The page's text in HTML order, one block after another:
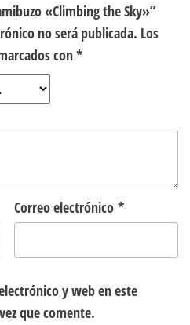
«Climbing the Sky»”
no será publicada. Los
con*
Correo electrónico *
y web en este
que comente.